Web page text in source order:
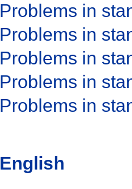
Problems in
Problems in
Problems in
Problems in
Problems in
English